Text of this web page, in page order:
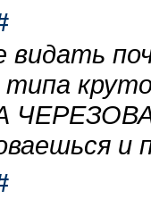
видать